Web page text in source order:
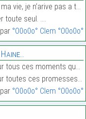
Chak jour je vomi ma vie, je n’arive pas a te parl
toute seul. .…
°O0o0o° Clem °O0o0o°
Je te déteste pour tous ces moments que tu m’as si
ces promesses que tu as …
°O0o0o° Clem °O0o0o°